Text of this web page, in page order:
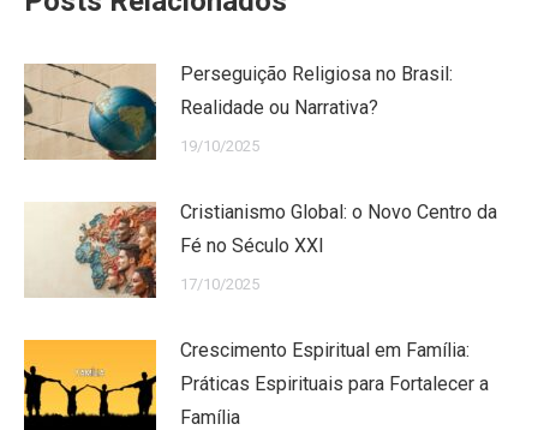
Perseguição Religiosa no Brasil:
Realidade ou Narrativa?
19/10/2025
Cristianismo Global: o Novo Centro da
Fé no Século XXI
17/10/2025
Crescimento Espiritual em Família:
Práticas Espirituais para Fortalecer a
Família